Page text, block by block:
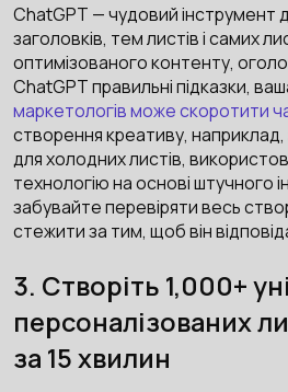
ChatGPT — чудовий інструмент
заголовків, тем листів і самих
оптимізованого контенту,
ChatGPT правильні підказки,
маркетологів може скоротити
створення креативу, наприклад,
для холодних листів,
технологію на основі штучного
забувайте перевіряти весь
стежити за тим, щоб він
3. Створіть 1,000+
персоналізованих
за 15 хвилин